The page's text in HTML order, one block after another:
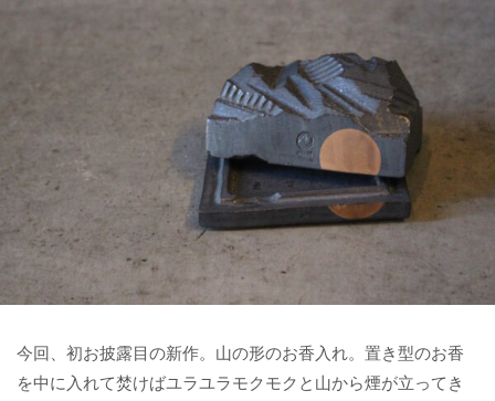
今回、初お披露目の新作。山の形のお香入れ。置き型のお香
を中に入れて焚けばユラユラモクモクと山から煙が立ってき